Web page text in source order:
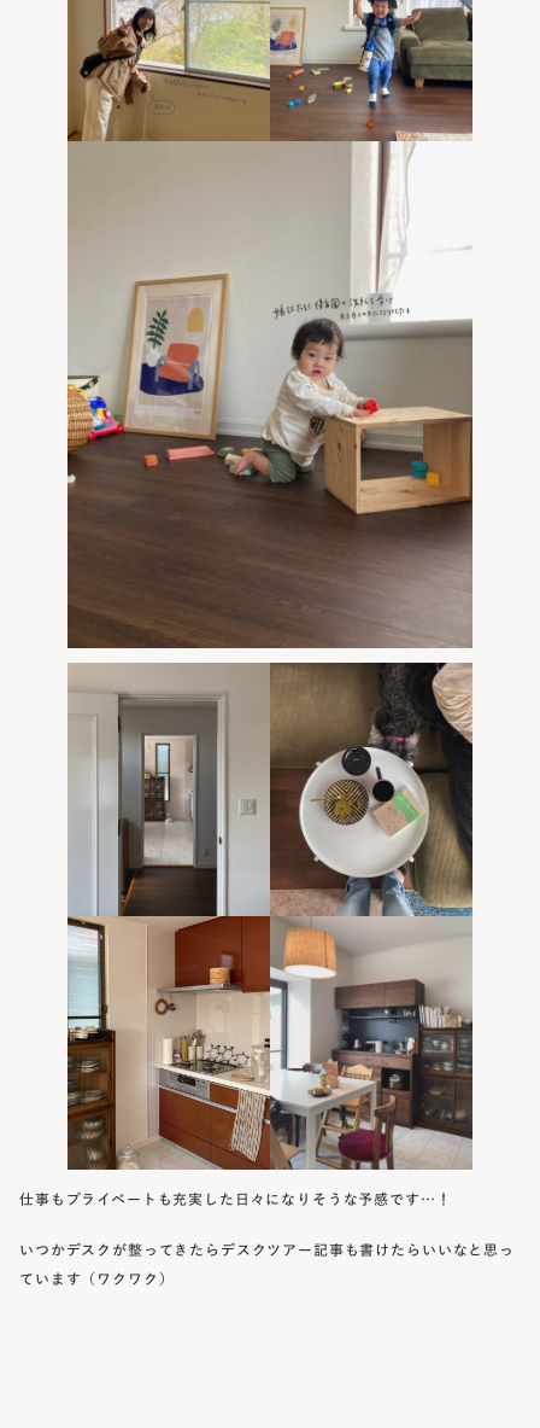
仕事もプライベートも充実した日々になりそうな予感です…！
いつかデスクが整ってきたらデスクツアー記事も書けたらいいなと思っ
ています（ワクワク）